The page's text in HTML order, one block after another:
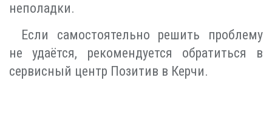
неполадки.
Если самостоятельно решить проблему
не удаётся, рекомендуется обратиться в
сервисный центр Позитив в Керчи.